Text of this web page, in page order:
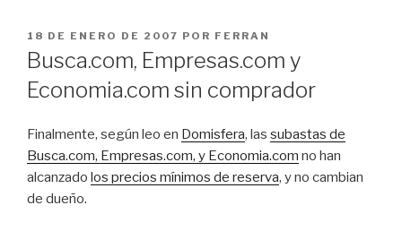
PUBLICADO
EL
18 DE ENERO DE 2007 POR FERRAN
Busca.com, Empresas.com y
Economia.com sin comprador
Finalmente, según leo en Domisfera, las subastas de
Busca.com, Empresas.com, y Economia.com no han
alcanzado los precios mínimos de reserva, y no cambian
de dueño.